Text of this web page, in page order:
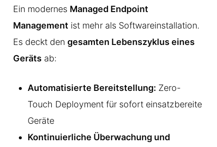
Ein modernes Managed Endpoint
Management ist mehr als Softwareinstallation.
Es deckt den gesamten Lebenszyklus eines
Geräts ab:
Automatisierte Bereitstellung: Zero-
Touch Deployment für sofort einsatzbereite
Geräte
Kontinuierliche Überwachung und